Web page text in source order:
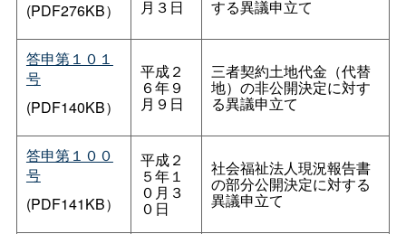
(PDF276KB）
月３日 する異議申立て
答申第１０１
号
(PDF140KB）
平成２
６年９
月９日
三者契約土地代金（代替
地）の非公開決定に対す
る異議申立て
答申第１００
号
(PDF141KB）
平成２
５年１
０月３
０日
社会福祉法人現況報告書
の部分公開決定に対する
異議申立て